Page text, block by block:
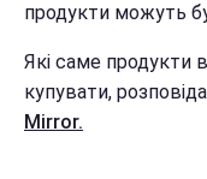
продукти можуть
Які саме продукти
купувати,
Mirror.